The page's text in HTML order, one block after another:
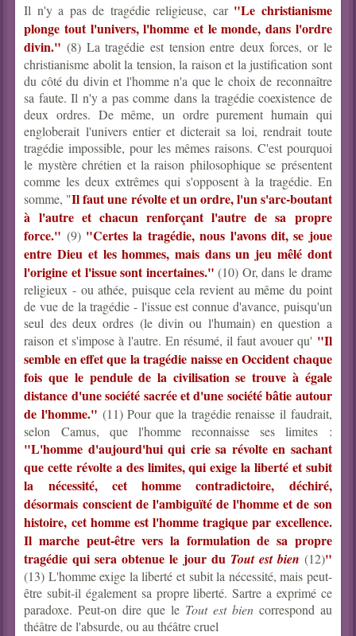
Il n'y a pas de tragédie religieuse, car "Le christianisme
plonge tout l'univers, l'homme et le monde, dans l'ordre
divin." (8) La tragédie est tension entre deux forces, or le
christianisme abolit la tension, la raison et la justification sont
du côté du divin et l'homme n'a que le choix de reconnaître
sa faute. Il n'y a pas comme dans la tragédie coexistence de
deux ordres. De même, un ordre purement humain qui
engloberait l'univers entier et dicterait sa loi, rendrait toute
tragédie impossible, pour les mêmes raisons. C'est pourquoi
le mystère chrétien et la raison philosophique se présentent
comme les deux extrêmes qui s'opposent à la tragédie. En
somme, "Il faut une révolte et un ordre, l'un s'arc-boutant
à l'autre et chacun renforçant l'autre de sa propre
force." (9) "Certes la tragédie, nous l'avons dit, se joue
entre Dieu et les hommes, mais dans un jeu mêlé dont
l'origine et l'issue sont incertaines." (10) Or, dans le drame
religieux - ou athée, puisque cela revient au même du point
de vue de la tragédie - l'issue est connue d'avance, puisqu'un
seul des deux ordres (le divin ou l'humain) en question a
raison et s'impose à l'autre. En résumé, il faut avouer qu' "Il
semble en effet que la tragédie naisse en Occident chaque
fois que le pendule de la civilisation se trouve à égale
distance d'une société sacrée et d'une société bâtie autour
de l'homme." (11) Pour que la tragédie renaisse il faudrait,
selon Camus, que l'homme reconnaisse ses limites :
"L'homme d'aujourd'hui qui crie sa révolte en sachant
que cette révolte a des limites, qui exige la liberté et subit
la nécessité, cet homme contradictoire, déchiré,
désormais conscient de l'ambiguïté de l'homme et de son
histoire, cet homme est l'homme tragique par excellence.
Il marche peut-être vers la formulation de sa propre
tragédie qui sera obtenue le jour du Tout est bien (12)"
(13) L'homme exige la liberté et subit la nécessité, mais peut-
être subit-il également sa propre liberté. Sartre a exprimé ce
paradoxe. Peut-on dire que le Tout est biencorrespond au
théâtre de l'absurde, ou au théâtre cruel